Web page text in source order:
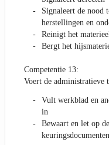
Signaleert de nood
herstellingen en
Reinigt het
Bergt het
Competentie 13:
Voert de administratieve
Vult werkblad en
in
Bewaart en let op
keuringsdocumenten